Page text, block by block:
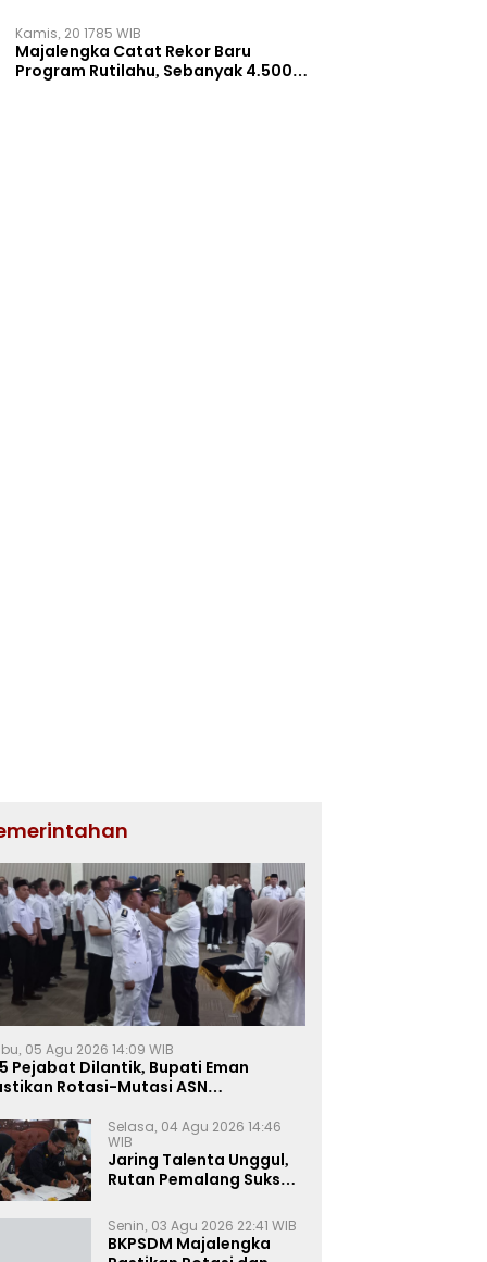
Kamis, 20 1785 WIB
Majalengka Catat Rekor Baru
Program Rutilahu, Sebanyak 4.500
05 Agu 2026 14:09 WIB
Pejabat Dilantik, Bupati Eman
Rotasi-Mutasi ASN
Selasa, 04 Agu 2026 14:46
WIB
Jaring Talenta Unggul,
Rutan Pemalang Sukses
Wawancara Magang
Kemnaker
Senin, 03 Agu 2026 22:41 WIB
BKPSDM Majalengka